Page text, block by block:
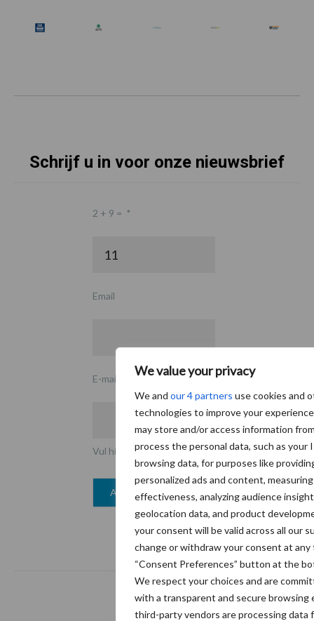
We value your privacy
We and our 4 partners use cookies and
technologies to improve your
may store and/or access information
process the personal data, such as your
browsing data, for purposes like
personalized ads and content,
effectiveness, analyzing audience
geolocation data, and product
your consent will be valid across all our
change or withdraw your consent at any
“Consent Preferences” button at the
We respect your choices and are
with a transparent and secure browsing
third-party vendors are processing data
Schrijf u in voor onze nieuwsbrief
2 + 9 = *
Email
E-mailadres *
Vul hier uw e-mailadres in